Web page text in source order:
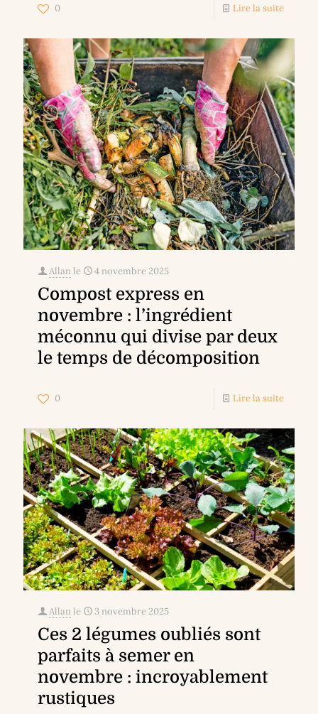
0 Lire la suite
Allan le 4 novembre 2025
Compost express en
novembre : l’ingrédient
méconnu qui divise par deux
le temps de décomposition
0 Lire la suite
Allan le 3 novembre 2025
Ces 2 légumes oubliés sont
parfaits à semer en
novembre : incroyablement
rustiques